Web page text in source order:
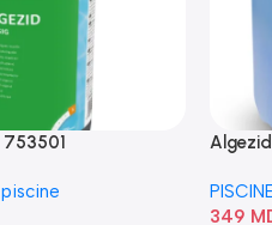
753501
349